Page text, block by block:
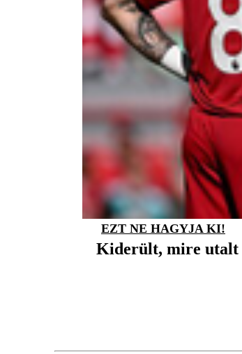
EZT NE HAGYJA KI!
Kiderült, mire utalt